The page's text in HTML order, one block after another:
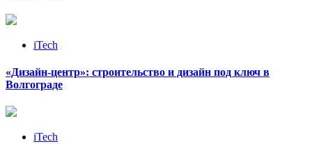
iTech
«Дизайн‑центр»: строительство и дизайн под ключ в
Волгограде
iTech